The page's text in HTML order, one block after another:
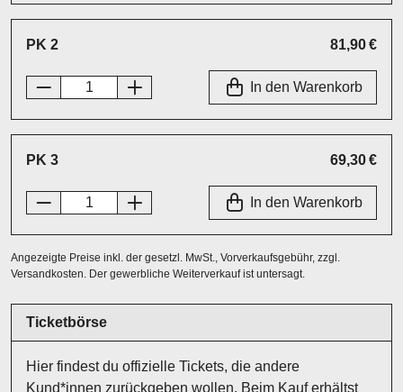
PK 2 81,90 €
In den Warenkorb
PK 3 69,30 €
In den Warenkorb
Angezeigte Preise inkl. der gesetzl. MwSt., Vorverkaufsgebühr, zzgl.
Versandkosten. Der gewerbliche Weiterverkauf ist untersagt.
Ticketbörse
Hier findest du offizielle Tickets, die andere
Kund*innen zurückgeben wollen. Beim Kauf erhältst